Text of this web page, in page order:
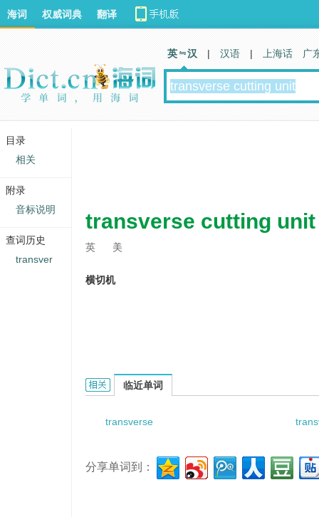
transverse cutting unit
英 美
横切机
transverse cutting unit的相关资料：
临近单词
transverse
分享单词到：
海词 权威词典 翻译
英 汉 | 汉语 | 上海话 广
目录
相关
附录
音标说明
查词历史
transver